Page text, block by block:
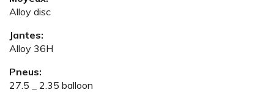
Alloy disc
Jantes:
Alloy 36H
Pneus:
27.5 _ 2.35 balloon